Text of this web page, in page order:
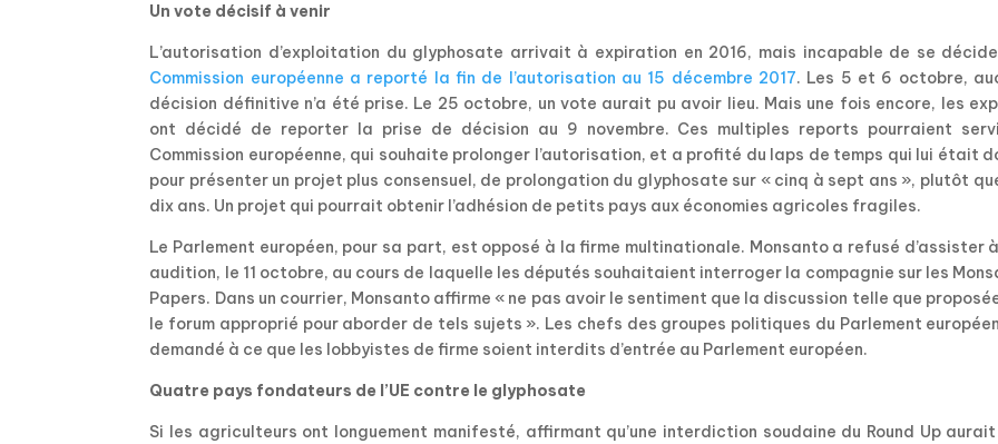
Un vote décisif à venir
L’autorisation d’exploitation du glyphosate arrivait à expiration en 2016, mais incapable de se
Commission européenne a reporté la fin de l’autorisation au 15 décembre 2017. Les 5 et 6 octobre,
décision définitive n’a été prise. Le 25 octobre, un vote aurait pu avoir lieu. Mais une fois encore, les
ont décidé de reporter la prise de décision au 9 novembre. Ces multiples reports pourraient
Commission européenne, qui souhaite prolonger l’autorisation, et a profité du laps de temps qui lui était
pour présenter un projet plus consensuel, de prolongation du glyphosate sur « cinq à sept ans », plutôt
dix ans. Un projet qui pourrait obtenir l’adhésion de petits pays aux économies agricoles fragiles.
Le Parlement européen, pour sa part, est opposé à la firme multinationale. Monsanto a refusé d’assister
audition, le 11 octobre, au cours de laquelle les députés souhaitaient interroger la compagnie sur les
Papers. Dans un courrier, Monsanto affirme « ne pas avoir le sentiment que la discussion telle que
le forum approprié pour aborder de tels sujets ». Les chefs des groupes politiques du Parlement
demandé à ce que les lobbyistes de firme soient interdits d’entrée au Parlement européen.
Quatre pays fondateurs de l’UE contre le glyphosate
Si les agriculteurs ont longuement manifesté, affirmant qu’une interdiction soudaine du Round Up